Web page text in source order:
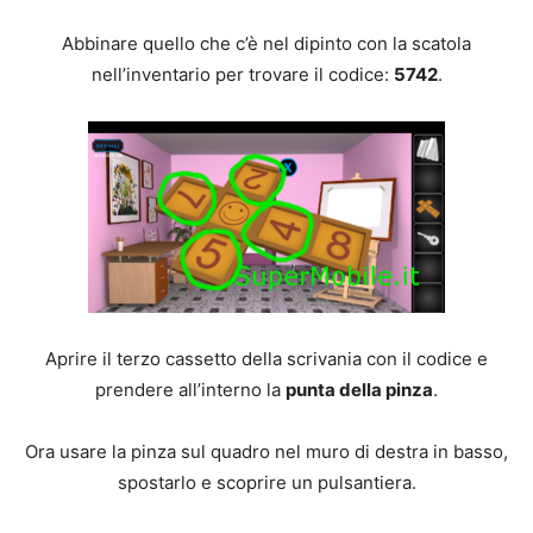
Abbinare quello che c’è nel dipinto con la scatola
nell’inventario per trovare il codice: 5742.
Aprire il terzo cassetto della scrivania con il codice e
prendere all’interno la punta della pinza.
Ora usare la pinza sul quadro nel muro di destra in basso,
spostarlo e scoprire un pulsantiera.